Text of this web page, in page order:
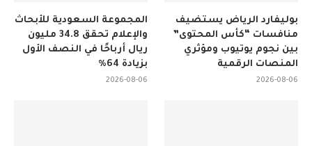
المجموعة السعودية للأبحاث
والإعلام تحقق 34.8 مليون
ريال أرباحًا في النصف الأول
بزيادة 64%
2026-08-06
بوليفارد الرياض يستضيف
منافسات “كأس المحتوى”
بين نجوم يوتيوب ومؤثري
المنصات الرقمية
2026-08-06